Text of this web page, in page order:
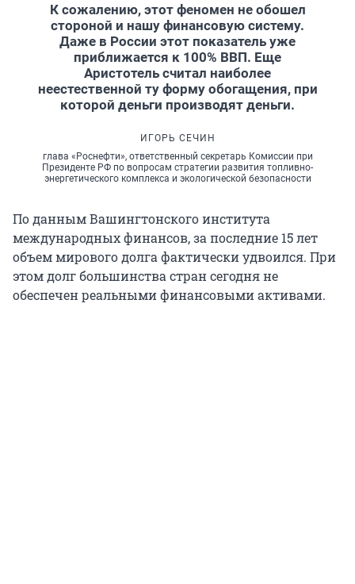
К сожалению, этот феномен не обошел
стороной и нашу финансовую систему.
Даже в России этот показатель уже
приближается к 100% ВВП. Еще
Аристотель считал наиболее
неестественной ту форму обогащения, при
которой деньги производят деньги.
ИГОРЬ СЕЧИН
глава «Роснефти», ответственный секретарь Комиссии при
Президенте РФ по вопросам стратегии развития топливно-
энергетического комплекса и экологической безопасности
По данным Вашингтонского института
международных финансов, за последние 15 лет
объем мирового долга фактически удвоился. При
этом долг большинства стран сегодня не
обеспечен реальными финансовыми активами.